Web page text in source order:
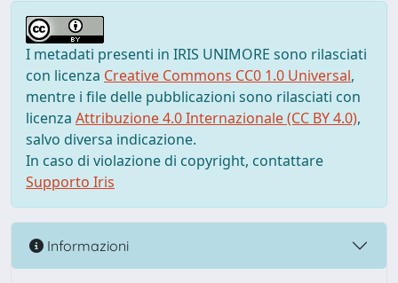
I metadati presenti in IRIS UNIMORE sono rilasciati
con licenza Creative Commons CC0 1.0 Universal,
mentre i file delle pubblicazioni sono rilasciati con
licenza Attribuzione 4.0 Internazionale (CC BY 4.0),
salvo diversa indicazione.
In caso di violazione di copyright, contattare
Supporto Iris
Informazioni